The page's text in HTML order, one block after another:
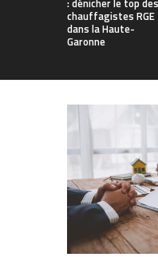
chauffagistes RGE
dans la Haute-
Garonne